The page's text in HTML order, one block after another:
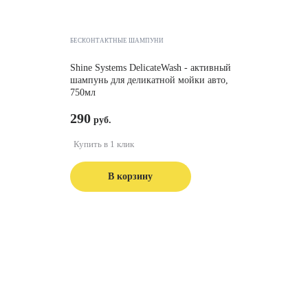
БЕСКОНТАКТНЫЕ ШАМПУНИ
Shine Systems DelicateWash - активный
шампунь для деликатной мойки авто,
750мл
290
В корзину
Купить в 1 клик